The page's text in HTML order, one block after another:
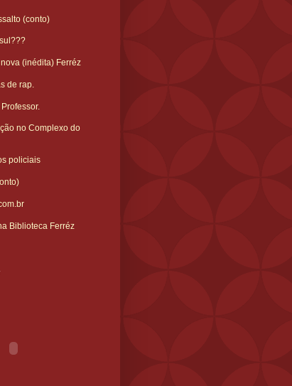
(conto)
(inédita) Ferréz
de rap.
no Complexo do
policiais
Biblioteca Ferréz